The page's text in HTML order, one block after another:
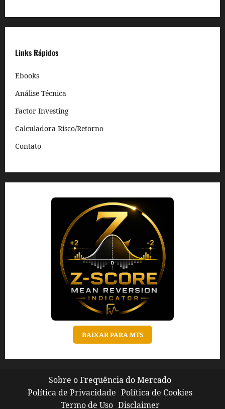
Links Rápidos
Ebooks
Análise Técnica
Factor Investing
Calculadora Risco/Retorno
Contato
BAIXAR PARA MT5
Sobre o Frequência do Mercado
Política de Privacidade Política de Cookies
Termo de Uso Disclaimer